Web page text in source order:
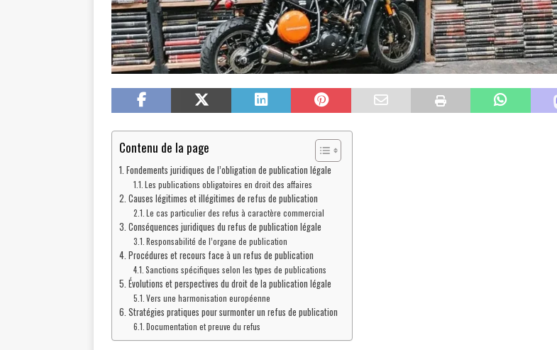
Contenu de la page
Fondements juridiques de l’obligation de publication légale
Les publications obligatoires en droit des affaires
Causes légitimes et illégitimes de refus de publication
Le cas particulier des refus à caractère commercial
Conséquences juridiques du refus de publication légale
Responsabilité de l’organe de publication
Procédures et recours face à un refus de publication
Sanctions spécifiques selon les types de publications
Évolutions et perspectives du droit de la publication légale
Vers une harmonisation européenne
Stratégies pratiques pour surmonter un refus de publication
Documentation et preuve du refus